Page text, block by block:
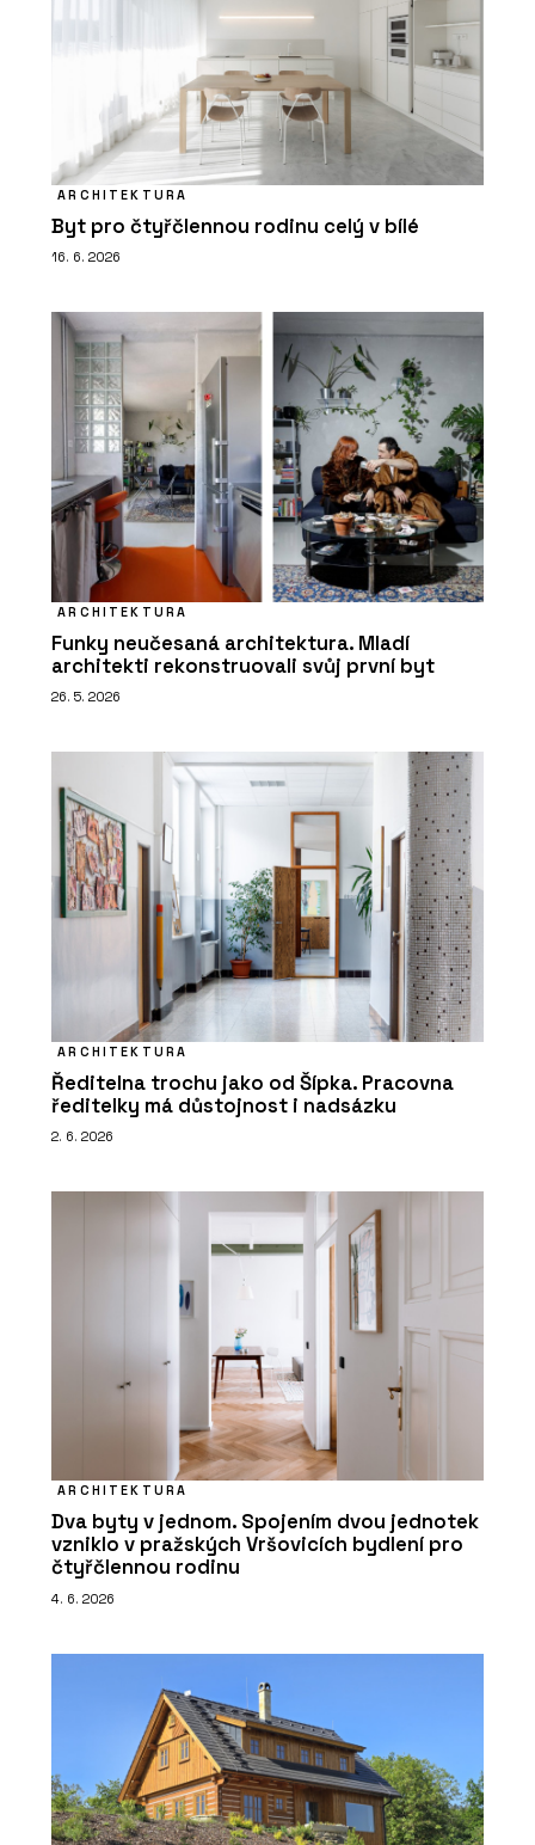
ARCHITEKTURA
Byt pro čtyřčlennou rodinu celý v bílé
16. 6. 2026
ARCHITEKTURA
Funky neučesaná architektura. Mladí
architekti rekonstruovali svůj první byt
26. 5. 2026
ARCHITEKTURA
Ředitelna trochu jako od Šípka. Pracovna
ředitelky má důstojnost i nadsázku
2. 6. 2026
ARCHITEKTURA
Dva byty v jednom. Spojením dvou jednotek
vzniklo v pražských Vršovicích bydlení pro
čtyřčlennou rodinu
4. 6. 2026